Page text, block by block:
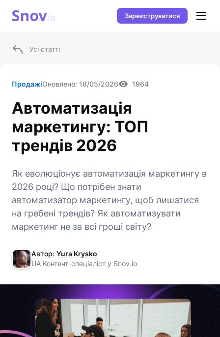
Зареєструватися
Усі статті
ПродажіОновлено: 18/05/2026 1964
Автоматизація
маркетингу: ТОП
трендів 2026
Як еволюціонує автоматизація маркетингу в
2026 році? Що потрібен знати
автоматизатор маркетингу, щоб лишатися
на гребені трендів? Як автоматизувати
маркетинг не за всі гроші світу?
Автор: Yura Krysko
UA Контент-спеціаліст у Snov.io